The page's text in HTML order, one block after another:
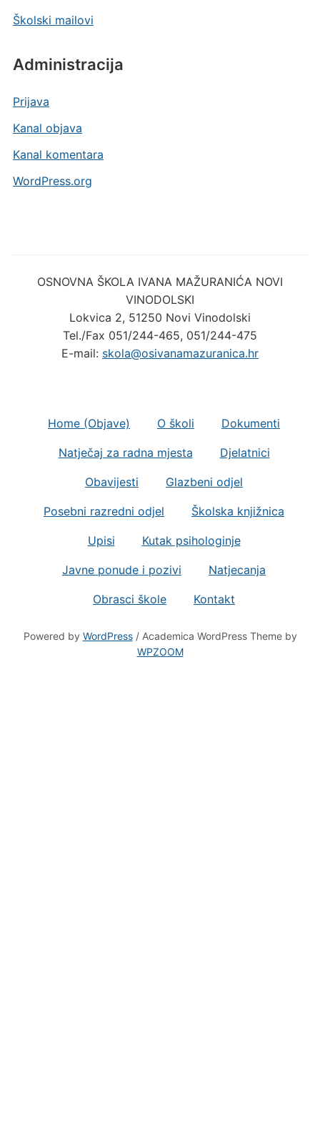
Školski mailovi
Administracija
Prijava
Kanal objava
Kanal komentara
WordPress.org
OSNOVNA ŠKOLA IVANA MAŽURANIĆA NOVI
VINODOLSKI
Lokvica 2, 51250 Novi Vinodolski
Tel./Fax 051/244-465, 051/244-475
E-mail: skola@osivanamazuranica.hr
Home (Objave) O školi Dokumenti
Natječaj za radna mjesta Djelatnici
Obavijesti Glazbeni odjel
Posebni razredni odjel Školska knjižnica
Upisi Kutak psihologinje
Javne ponude i pozivi Natjecanja
Obrasci škole Kontakt
Powered by WordPress/ Academica WordPress Theme by
WPZOOM